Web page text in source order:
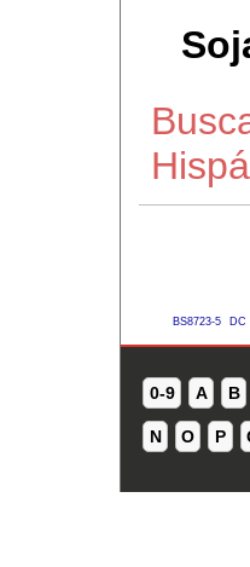
BS8723-5 DC
0-9 A B
N O P